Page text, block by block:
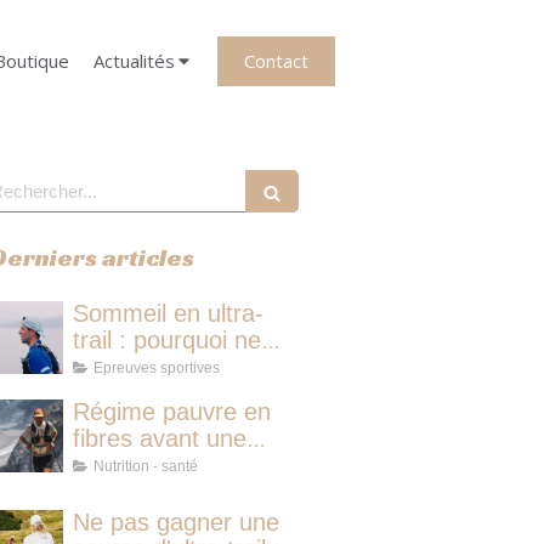
Actualités Contact
articles
Sommeil en ultra-
trail : pourquoi ne
pas dormir vous fait
temps qu'une micro-
sieste
Epreuves sportives
Régime pauvre en
fibres avant une
course d'ultra-trail :
nutritionnel des
Nutrition - santé
Ne pas gagner une